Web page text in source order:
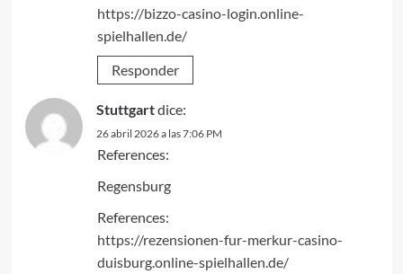
https://bizzo-casino-login.online-
spielhallen.de/
Responder
Stuttgartdice:
26 abril 2026 a las 7:06 PM
References:
Regensburg
References:
https://rezensionen-fur-merkur-casino-
duisburg.online-spielhallen.de/